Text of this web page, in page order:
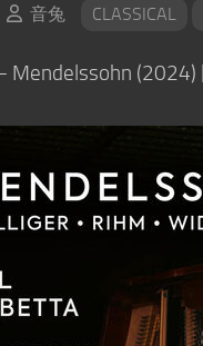
音兔 CLASSICAL
Mendelssohn